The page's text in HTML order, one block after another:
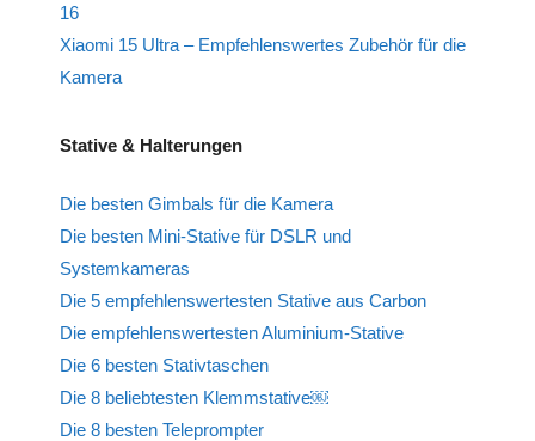
16
Xiaomi 15 Ultra – Empfehlenswertes Zubehör für die
Kamera
Stative & Halterungen
Die besten Gimbals für die Kamera
Die besten Mini-Stative für DSLR und
Systemkameras
Die 5 empfehlenswertesten Stative aus Carbon
Die empfehlenswertesten Aluminium-Stative
Die 6 besten Stativtaschen
Die 8 beliebtesten Klemmstative￼
Die 8 besten Teleprompter